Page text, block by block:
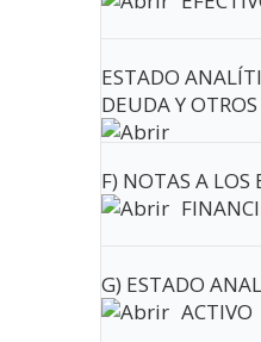
ESTADO
DEUDA Y
F) NOTAS A LOS
G) ESTADO
ACTIVO